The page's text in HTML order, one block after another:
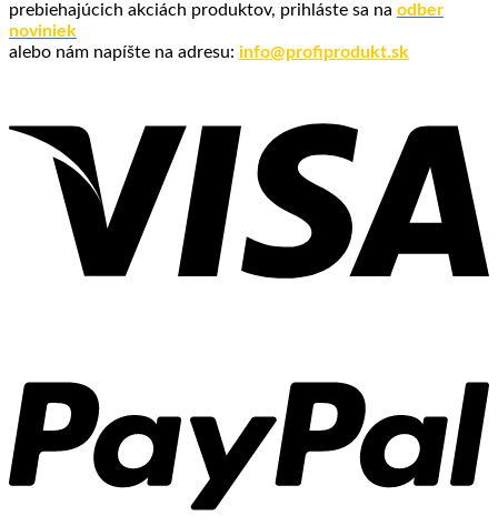
prebiehajúcich akciách produktov, prihláste sa na odber
noviniek
alebo nám napíšte na adresu: info@profiprodukt.sk